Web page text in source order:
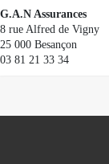
G.A.N Assurances
8 rue Alfred de Vigny
25 000 Besançon
03 81 21 33 34